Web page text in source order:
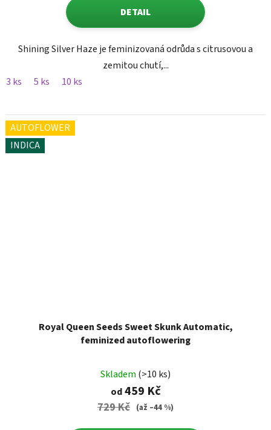
DETAIL
Shining Silver Haze je feminizovaná odrůda s citrusovou a
zemitou chutí,...
3 ks
5 ks 10 ks
AUTOFLOWER
INDICA
Royal Queen Seeds Sweet Skunk Automatic,
feminized autoflowering
Skladem (>10 ks)
od459 Kč
729 Kč (až –44 %)